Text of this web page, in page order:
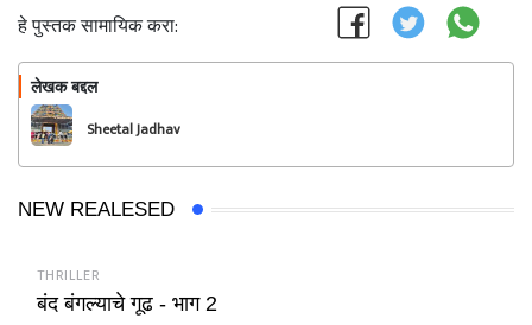
हे पुस्तक सामायिक करा:
लेखक बद्दल
Sheetal Jadhav
NEW REALESED
THRILLER
बंद बंगल्याचे गूढ - भाग 2